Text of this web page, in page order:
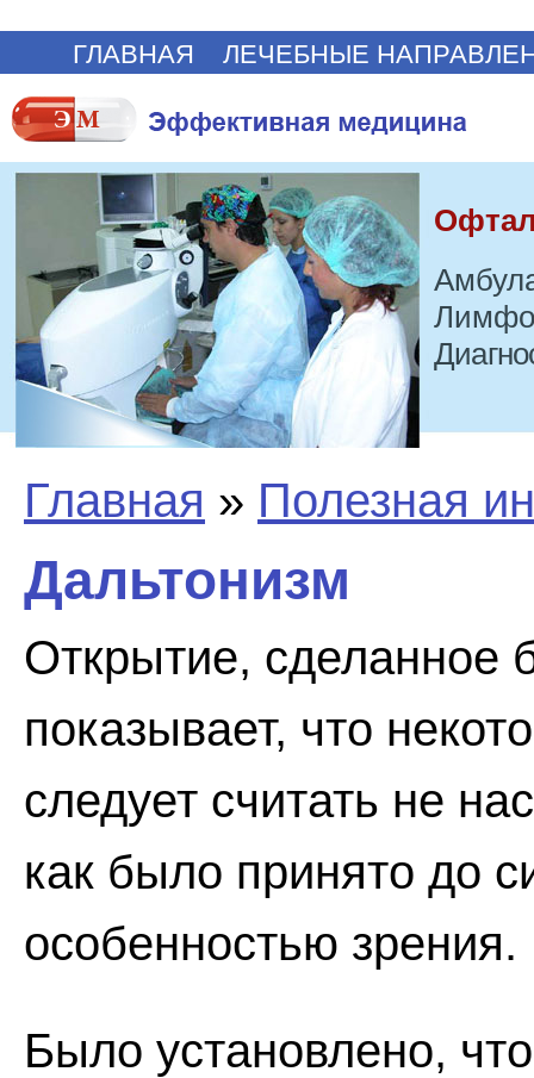
ГЛАВНАЯ ЛЕЧЕБНЫЕ
Главная » Полезная
Дальтонизм
Открытие, сделанное
показывает, что
следует считать не
как было принято до
особенностью зрения.
Было установлено,